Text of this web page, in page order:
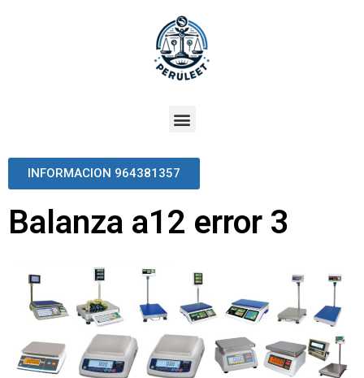
INFORMACION 964381357
Balanza a12 error 3